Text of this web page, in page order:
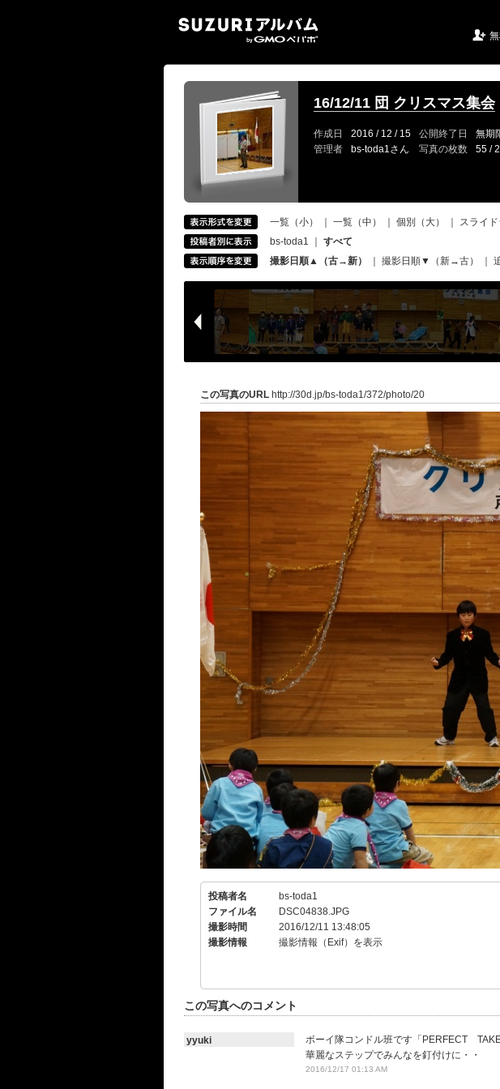

16/12/11 団 クリスマス集会
作成日 2016 / 12 / 15 公開終了日 無期
管理者
bs-toda1さん 写真の枚数 55 /
一覧（小） 一覧（中） 個別（大）
スライ
bs-toda1
すべて
撮影日順▲（古→新）
撮影日順▼（新→古）
この写真のURL http://30d.jp/bs-toda1/372/photo/20
投稿者名
bs-toda1
ファイル名
DSC04838.JPG
撮影時間
2016/12/11 13:48:05
撮影情報
撮影情報（Exif）を表示
この写真へのコメント
yyuki
ボーイ隊コンドル班です「PERFECT
華麗なステップでみんなを釘付けに・・
2016/12/17 01:13 AM